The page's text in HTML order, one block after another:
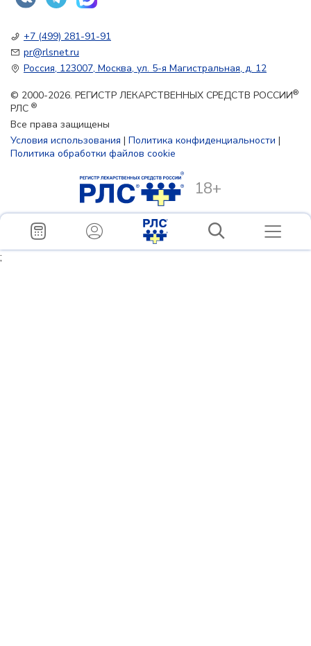
+7 (499) 281-91-91
pr@rlsnet.ru
Россия, 123007, Москва, ул. 5-я Магистральная, д. 12
© 2000-2026. РЕГИСТР ЛЕКАРСТВЕННЫХ СРЕДСТВ РОССИИ®
РЛС ®
Все права защищены
Условия использования | Политика конфиденциальности |
Политика обработки файлов cookie
18+
;